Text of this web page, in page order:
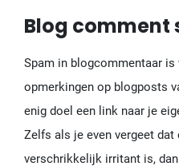
Blog comment
Spam in blogcommentaar is
opmerkingen op blogposts
enig doel een link naar je
Zelfs als je even vergeet
verschrikkelijk irritant is,